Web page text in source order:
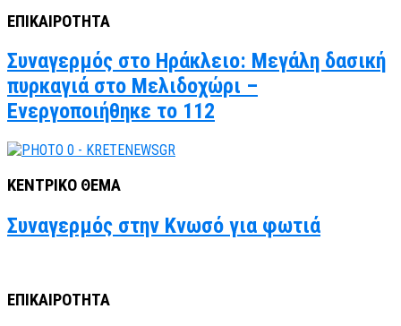
ΕΠΙΚΑΙΡΟΤΗΤΑ
Συναγερμός στο Ηράκλειο: Μεγάλη δασική
πυρκαγιά στο Μελιδοχώρι –
Ενεργοποιήθηκε το 112
ΚΕΝΤΡΙΚΟ ΘΕΜΑ
Συναγερμός στην Κνωσό για φωτιά
ΕΠΙΚΑΙΡΟΤΗΤΑ